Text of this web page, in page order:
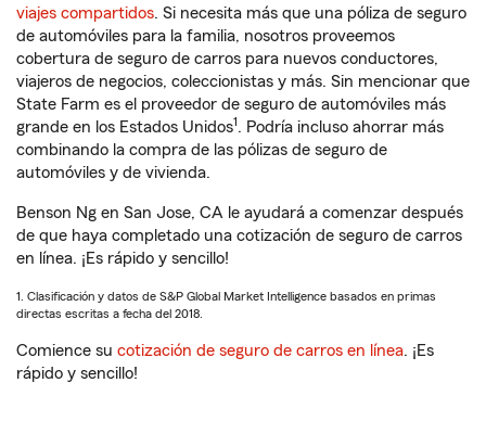
viajes compartidos. Si necesita más que una póliza de seguro
de automóviles para la familia, nosotros proveemos
cobertura de seguro de carros para nuevos conductores,
viajeros de negocios, coleccionistas y más. Sin mencionar que
State Farm es el proveedor de seguro de automóviles más
grande en los Estados Unidos1. Podría incluso ahorrar más
combinando la compra de las pólizas de seguro de
automóviles y de vivienda.
Benson Ng en San Jose, CA le ayudará a comenzar después
de que haya completado una cotización de seguro de carros
en línea. ¡Es rápido y sencillo!
1. Clasificación y datos de S&P Global Market Intelligence basados en primas
directas escritas a fecha del 2018.
Comience su cotización de seguro de carros en línea. ¡Es
rápido y sencillo!